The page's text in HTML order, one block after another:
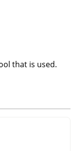
that is used.